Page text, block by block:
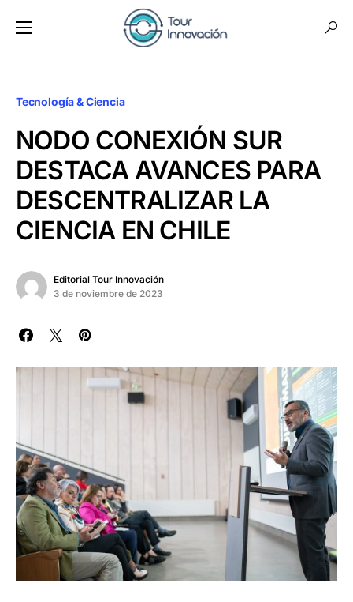
Tecnología & Ciencia
NODO CONEXIÓN SUR
DESTACA AVANCES PARA
DESCENTRALIZAR LA
CIENCIA EN CHILE
Editorial Tour Innovación
3 de noviembre de 2023